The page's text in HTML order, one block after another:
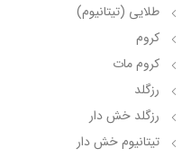
طلایی (تیتانیوم)
کروم
کروم مات
رزگلد
رزگلد خش دار
تیتانیوم خش دار